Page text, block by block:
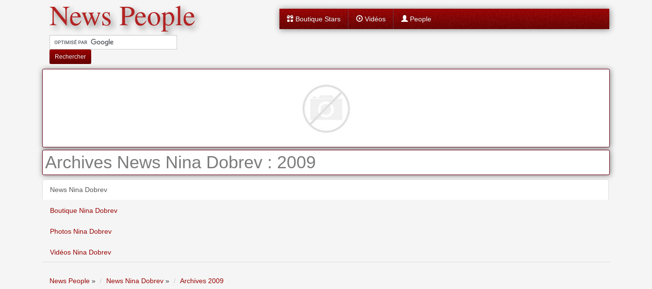
News People
Rechercher
Boutique Stars Vidéos People
Archives News Nina Dobrev : 2009
News Nina Dobrev
Boutique Nina Dobrev
Photos Nina Dobrev
Vidéos Nina Dobrev
News People » News Nina Dobrev »
Archives 2009